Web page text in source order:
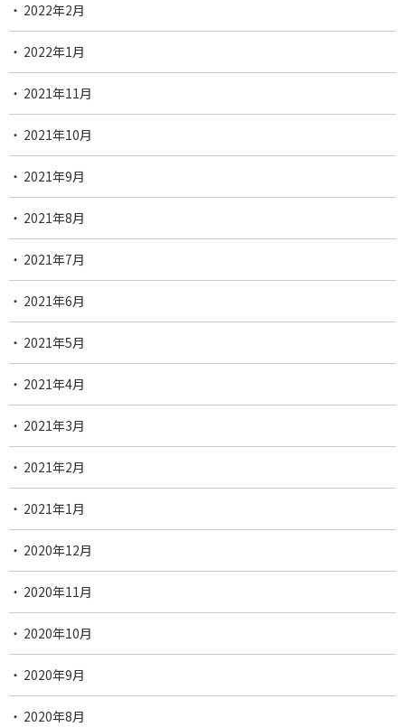
2022年2月
2022年1月
2021年11月
2021年10月
2021年9月
2021年8月
2021年7月
2021年6月
2021年5月
2021年4月
2021年3月
2021年2月
2021年1月
2020年12月
2020年11月
2020年10月
2020年9月
2020年8月